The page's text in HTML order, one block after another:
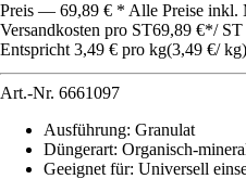
Preis — 69,89 € * Alle Preise inkl.
Versandkosten pro ST69,89 €*/ ST
Entspricht 3,49 € pro kg(3,49 €/ kg)
Art.-Nr. 6661097
Ausführung: Granulat
Düngerart: Organisch-
Geeignet für: Universell